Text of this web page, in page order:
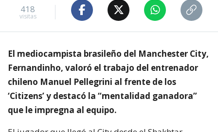
418
visitas
El mediocampista brasileño del Manchester City,
Fernandinho, valoró el trabajo del entrenador
chileno Manuel Pellegrini al frente de los
‘Citizens’ y destacó la “mentalidad ganadora”
que le impregna al equipo.